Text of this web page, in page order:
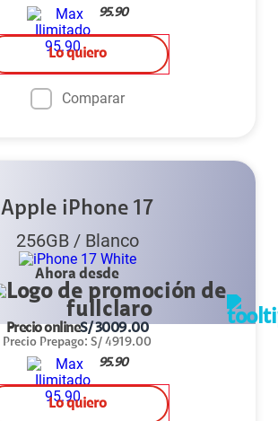
95.90
Lo quiero
Comparar
Apple iPhone 17
256GB/ Blanco
Ahora desde
Precio onlineS/3009.00
Precio Prepago: S/ 4919.00
95.90
Lo quiero